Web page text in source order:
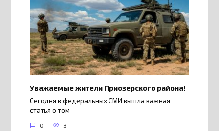
Уважаемые жители Приозерского района!
Сегодня в федеральных СМИ вышла важная
статья о том
0 3